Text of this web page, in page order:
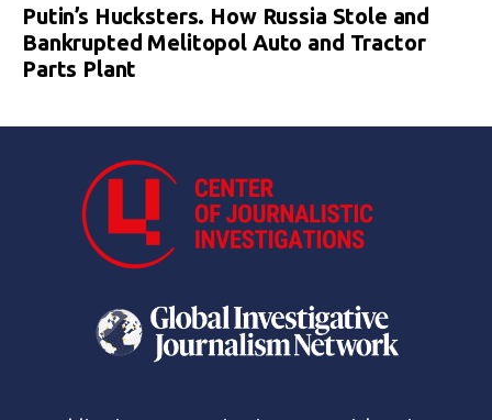
Putin’s Hucksters. How Russia Stole and
Bankrupted Melitopol Auto and Tractor
Parts Plant